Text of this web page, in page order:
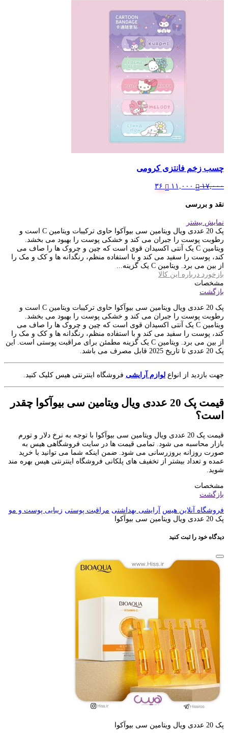
چسب زخم فانتزی کرومی
۱۷,۰۰۰
Original
۱۷,۰۰۰ تومان.
۱۱,۰۰۰
Current
price
۳۶
نقد و بررسی
نمایش بیشتر
پک 20 عددی ویال ویتامین سی بیوآکوا حاوی ترکیبات ویتامین C است و
رطوبت پوست را جبران می کند و خشکی پوست را بهبود می بخشد.
ویتامین C یک آنتی اکسیدان قوی است که چین و چروک ها را صاف می
کند، پوست را سفید می کند و با استفاده منظم، رنگدانه ها و کک و مک را
از بین می برد. ویتامین C یک گزینه...
بازخورد درباره این کالا
مشخصات
بازگشت
پک 20 عددی ویال ویتامین سی بیوآکوا حاوی ترکیبات ویتامین C است و
رطوبت پوست را جبران می کند و خشکی پوست را بهبود می بخشد.
ویتامین C یک آنتی اکسیدان قوی است که چین و چروک ها را صاف می
کند، پوست را سفید می کند و با استفاده منظم، رنگدانه ها و کک و مک را
از بین می برد. ویتامین C یک گزینه مطمئن برای مراقبت پوستی است. این
پک 20 عددی تا تاریخ 2025 قابل مصرف می باشد.
جهت بازدید از انواع لوازم آرایشی فروشگاه اینترنتی هیس کلیک کنید.
قیمت پک 20 عددی ویال ویتامین سی بیوآکوا چقدر
است؟
قیمت پک 20 عددی ویال ویتامین سی بیوآکوا با توجه به نرخ دلار و تورم
بازار محاسبه می شود. تمامی قیمت ها در سایت فروشگاهی هیس به
صورت روزانه بروزرسانی می شود. ضمن اینکه شما می توانید با خرید
عمده و تعداد بیشتر از تخفیف های پلکانی فروشگاه اینترنتی هیس بهره مند
شوید.
مشخصات
بازگشت
فروشگاه آنلاین هیس آرایشی بهداشتی مراقبت پوستی زیبایی پوست و مو
پک 20 عددی ویال ویتامین سی بیوآکوا
دیدگاه خود را ثبت کنید
پک 20 عددی ویال ویتامین سی بیوآکوا